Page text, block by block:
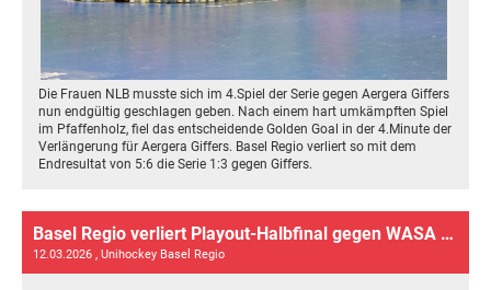
Die Frauen NLB musste sich im 4.Spiel der Serie gegen Aergera Giffers
nun endgültig geschlagen geben. Nach einem hart umkämpften Spiel
im Pfaffenholz, fiel das entscheidende Golden Goal in der 4.Minute der
Verlängerung für Aergera Giffers. Basel Regio verliert so mit dem
Endresultat von 5:6 die Serie 1:3 gegen Giffers.
Basel Regio verliert Playout-Halbfinal gegen WASA mit 0:3
12.03.2026 , Unihockey Basel Regio